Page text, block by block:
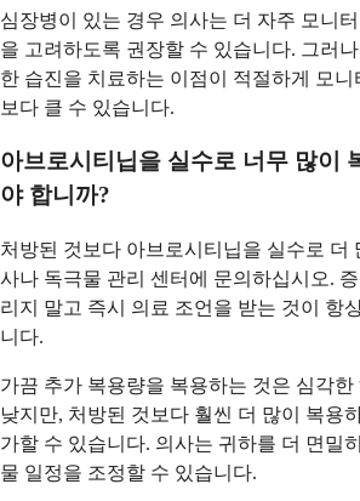
심장병이 있는 경우 의사는 더 자주 모니
을 고려하도록 권장할 수 있습니다. 그러
한 습진을 치료하는 이점이 적절하게 모
보다 클 수 있습니다.
아브로시티닙을 실수로 너무 많이
야 합니까?
처방된 것보다 아브로시티닙을 실수로 더
사나 독극물 관리 센터에 문의하십시오.
리지 말고 즉시 의료 조언을 받는 것이 항
니다.
가끔 추가 복용량을 복용하는 것은 심각한
낮지만, 처방된 것보다 훨씬 더 많이 복용
가할 수 있습니다. 의사는 귀하를 더 면밀
물 일정을 조정할 수 있습니다.